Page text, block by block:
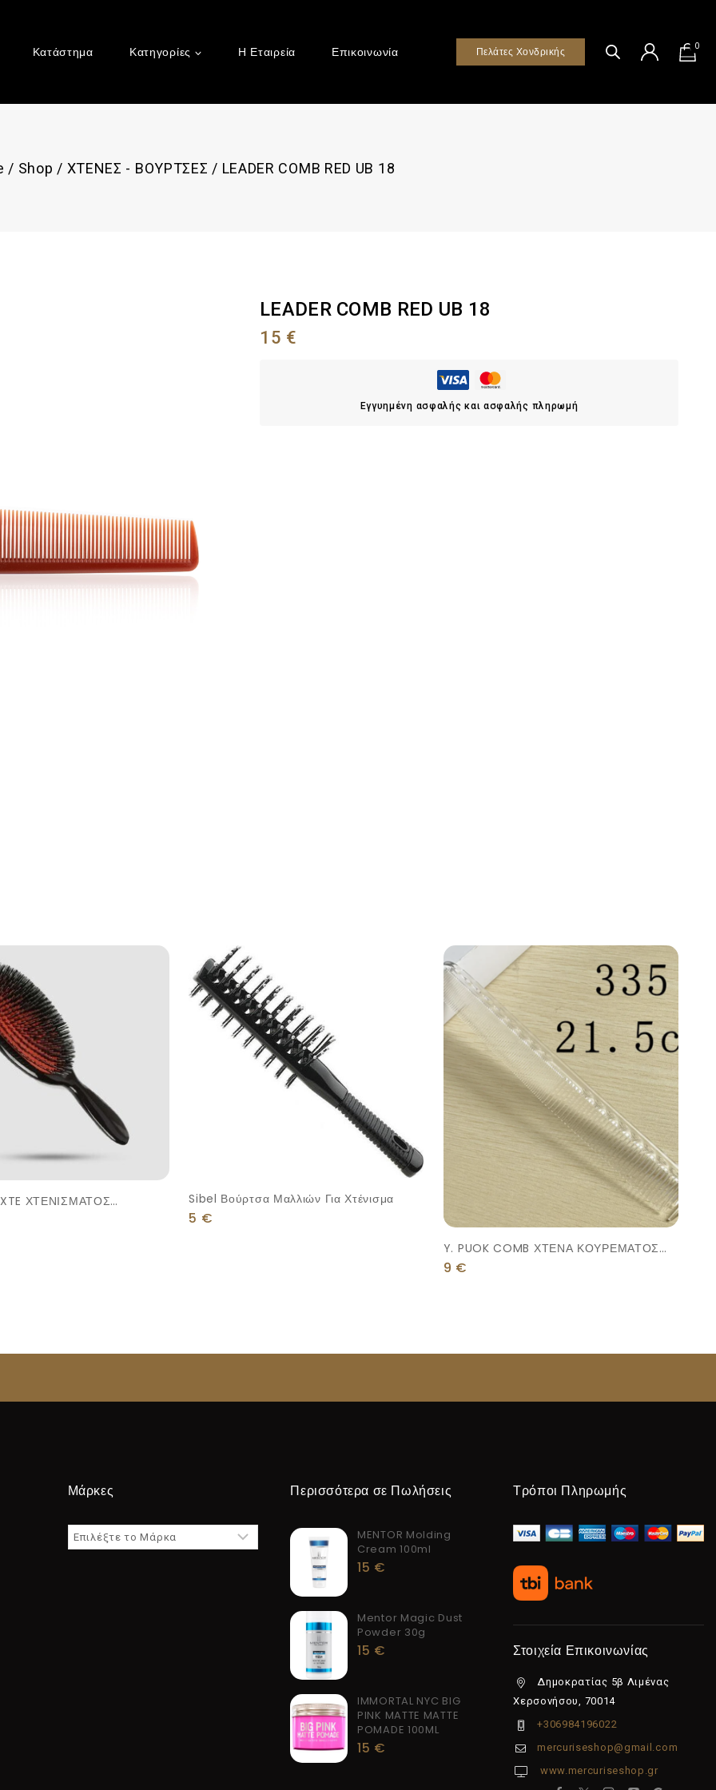
Κατάστημα Κατηγορίες Η Εταιρεία Επικοινωνία Πελάτες Χονδρικής 0
/ Shop / ΧΤΕΝΕΣ - ΒΟΥΡΤΣΕΣ / LEADER COMB RED UB 18
LEADER COMB RED UB 18
15 €
Εγγυημένη ασφαλής και ασφαλής πληρωμή
Sibel Βούρτσα Μαλλιών Για Χτένισμα
5 €
Y. PUOK COMB ΧΤΕΝΑ ΚΟΥΡΕΜΑΤΟΣ
ΔΙΑΦΑΝΗ
9 €
Μάρκες Περισσότερα σε Πωλήσεις
MENTOR Molding
Cream 100ml
15 €
Mentor Magic Dust
Powder 30g
15 €
IMMORTAL NYC BIG
PINK MATTE MATTE
POMADE 100ML
15 €
Τρόποι Πληρωμής
Στοιχεία Επικοινωνίας
Δημοκρατίας 5β Λιμένας
Χερσονήσου, 70014
+306984196022
mercuriseshop@gmail.com
www.mercuriseshop.gr